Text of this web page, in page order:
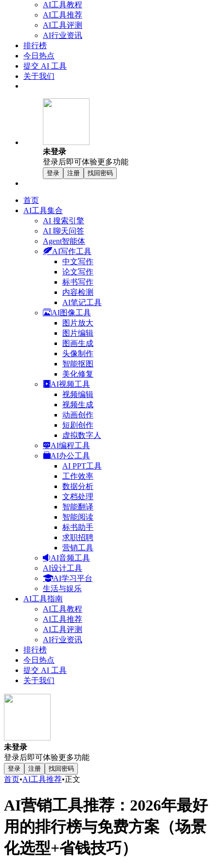
AI工具教程
AI工具推荐
AI工具评测
AI行业资讯
排行榜
今日热点
提交 AI 工具
关于我们
未登录
登录后即可体验更多功能
登录 注册 找回密码
首页
AI工具集合
AI 搜索引擎
AI 聊天问答
Agent智能体
AI写作工具
中文写作
论文写作
标书写作
内容检测
AI笔记工具
AI图像工具
图片放大
图片编辑
图画生成
头像制作
智能抠图
美化修复
AI视频工具
视频编辑
视频生成
动画创作
短剧创作
虚拟数字人
AI编程工具
AI办公工具
AI PPT工具
工作效率
数据分析
文档处理
智能翻译
智能阅读
标书助手
求职招聘
营销工具
AI音频工具
AI设计工具
AI学习平台
生活与娱乐
AI工具指南
AI工具教程
AI工具推荐
AI工具评测
AI行业资讯
排行榜
今日热点
提交 AI 工具
关于我们
未登录
登录后即可体验更多功能
登录 注册 找回密码
首页•AI工具推荐•正文
AI营销工具推荐：2026年最好
用的排行榜与免费方案（场景
化选型+省钱技巧）